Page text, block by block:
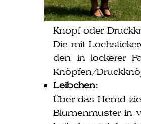
Knopf oder
Die mit
den in locke­rer
Knöpfen/
Leibchen:
Über das Hemd
Blumenmuster in